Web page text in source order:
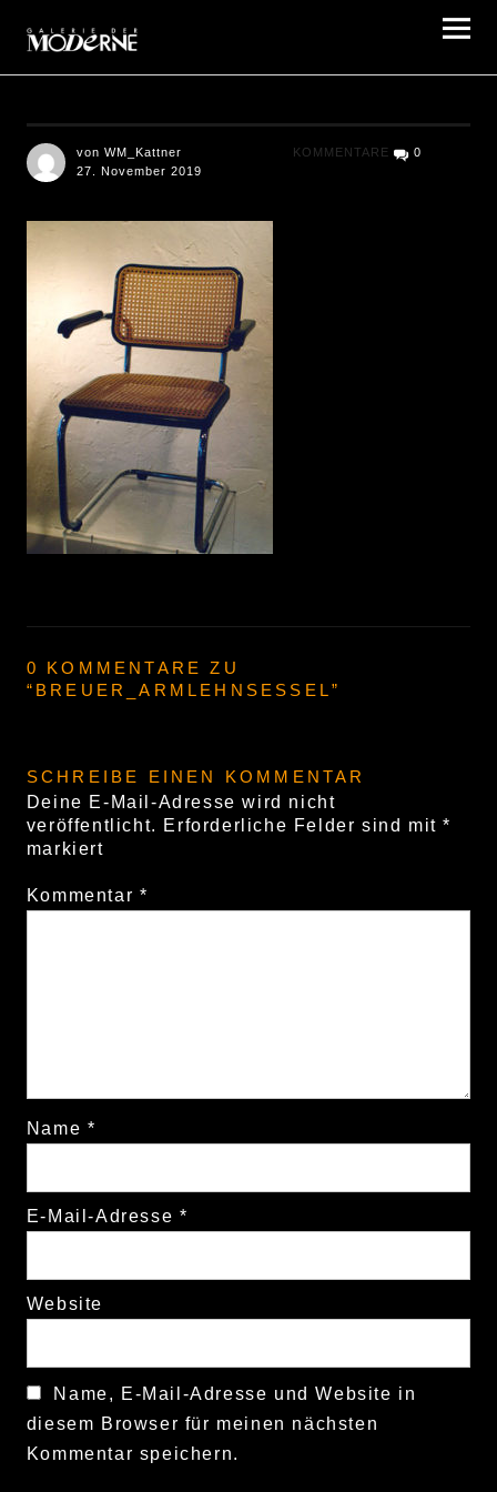
von WM_Kattner
27. November 2019
KOMMENTARE 0
0 KOMMENTARE ZU
“ BREUER_ARMLEHNSESSEL”
SCHREIBE EINEN KOMMENTAR
Deine E-Mail-Adresse wird nicht
veröffentlicht. Erforderliche Felder sind mit*
markiert
Kommentar *
Name *
E-Mail-Adresse *
Website
Name, E-Mail-Adresse und Website in
diesem Browser für meinen nächsten
Kommentar speichern.